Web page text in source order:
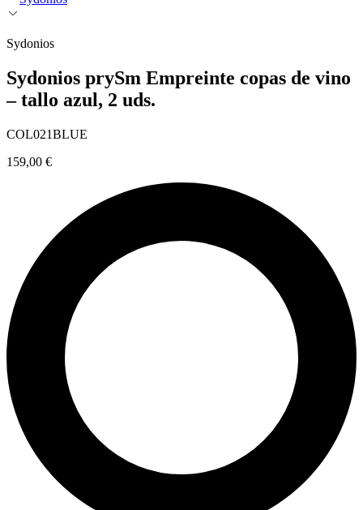
Sydonios
Sydonios prySm Empreinte copas de vino
– tallo azul, 2 uds.
COL021BLUE
159,00 €